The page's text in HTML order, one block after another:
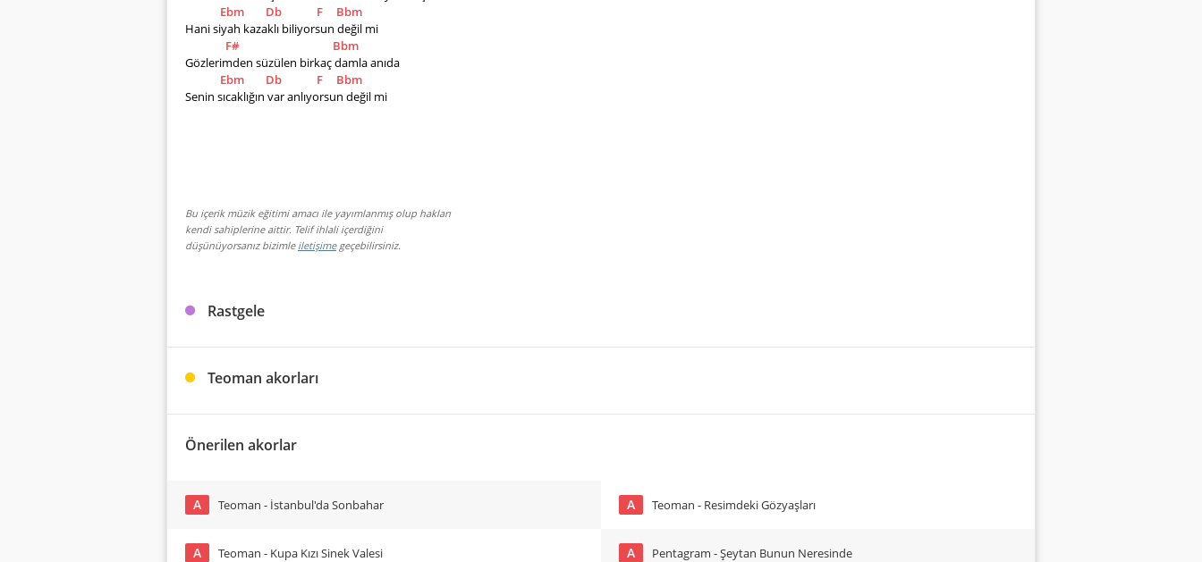
Ebm
Db F
Bbm
Hani siyah kazaklı biliyorsun değil mi
F#
Bbm
Gözlerimden süzülen birkaç damla anıda
Ebm
Db F
Bbm
Senin sıcaklığın var anlıyorsun değil mi
Bu içerik müzik eğitimi amacı ile yayımlanmış olup hakları
kendi sahiplerine aittir. Telif ihlali içerdiğini
düşünüyorsanız bizimle iletişimegeçebilirsiniz.
Rastgele
Teoman akorları
Önerilen akorlar
A Teoman - İstanbul'da Sonbahar
A Teoman - Kupa Kızı Sinek Valesi
A Teoman - Resimdeki Gözyaşları
A Pentagram - Şeytan Bunun Neresinde